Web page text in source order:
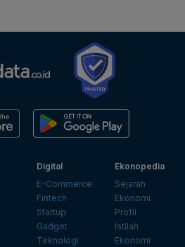
Digital
E-Commerce
Fintech
Startup
Gadget
Teknologi
Ekonopedia
Sejarah
Ekonomi
Profil
Istilah
Ekonomi